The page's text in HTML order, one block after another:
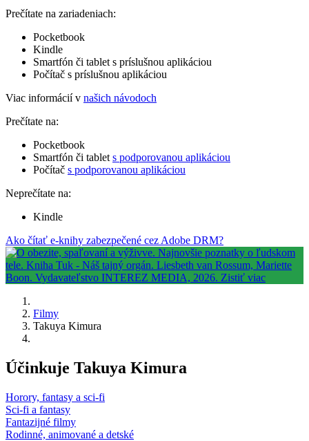
Prečítate na zariadeniach:
Pocketbook
Kindle
Smartfón či tablet s príslušnou aplikáciou
Počítač s príslušnou aplikáciou
Viac informácií v našich návodoch
Prečítate na:
Pocketbook
Smartfón či tablet s podporovanou aplikáciou
Počítač s podporovanou aplikáciou
Neprečítate na:
Kindle
Ako čítať e-knihy zabezpečené cez Adobe DRM?
Filmy
Takuya Kimura
Účinkuje Takuya Kimura
Horory, fantasy a sci-fi
Sci-fi a fantasy
Fantazijné filmy
Rodinné, animované a detské